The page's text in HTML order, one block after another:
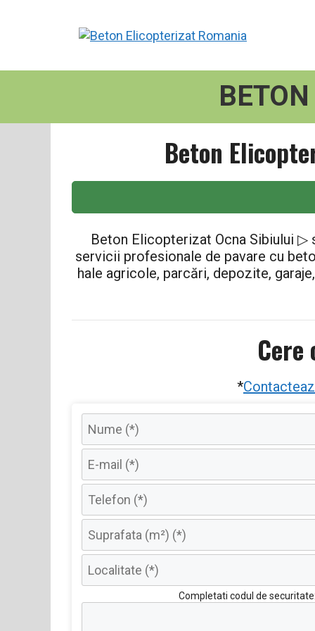
Beton
Beton Elicopterizat Ocna Sibiului ▷
servicii profesionale de pavare cu
hale agricole, parcări, depozite,
*
l
Completati codul de securitate: